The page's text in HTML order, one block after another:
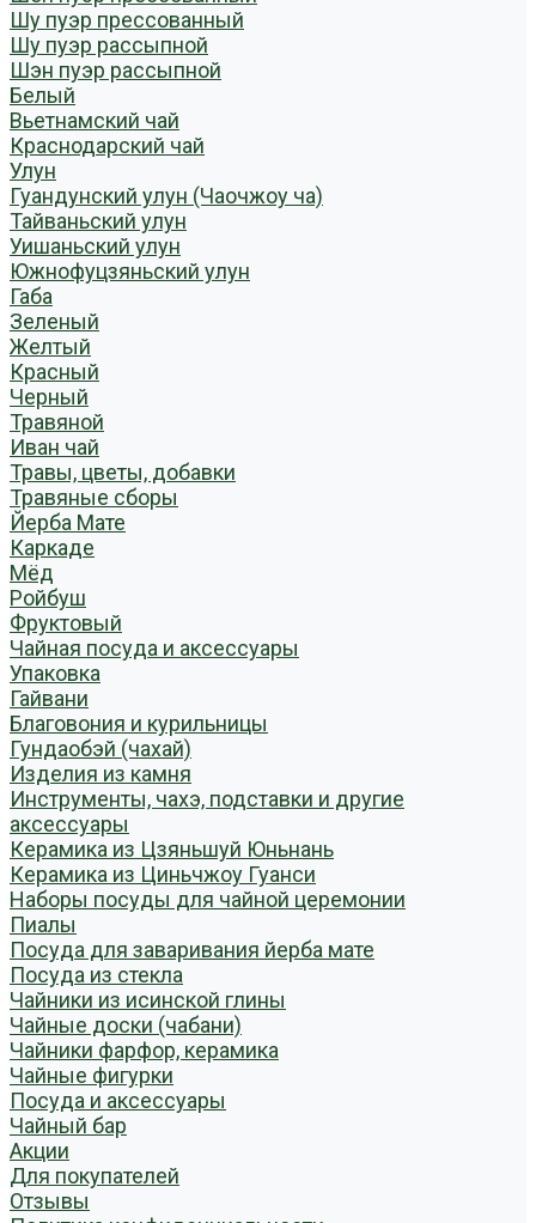
Шу пуэр прессованный
Шу пуэр рассыпной
Шэн пуэр рассыпной
Белый
Вьетнамский чай
Краснодарский чай
Улун
Гуандунский улун (Чаочжоу ча)
Тайваньский улун
Уишаньский улун
Южнофуцзяньский улун
Габа
Зеленый
Желтый
Красный
Черный
Травяной
Иван чай
Травы, цветы, добавки
Травяные сборы
Йерба Мате
Каркаде
Мёд
Ройбуш
Фруктовый
Чайная посуда и аксессуары
Упаковка
Гайвани
Благовония и курильницы
Гундаобэй (чахай)
Изделия из камня
Инструменты, чахэ, подставки и другие
аксессуары
Керамика из Цзяньшуй Юньнань
Керамика из Циньчжоу Гуанси
Наборы посуды для чайной церемонии
Пиалы
Посуда для заваривания йерба мате
Посуда из стекла
Чайники из исинской глины
Чайные доски (чабани)
Чайники фарфор, керамика
Чайные фигурки
Посуда и аксессуары
Чайный бар
Акции
Для покупателей
Отзывы